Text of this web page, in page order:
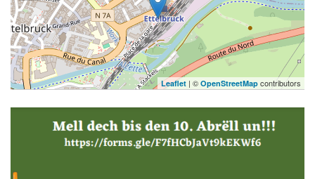
Leaflet | © OpenStreetMap contributors